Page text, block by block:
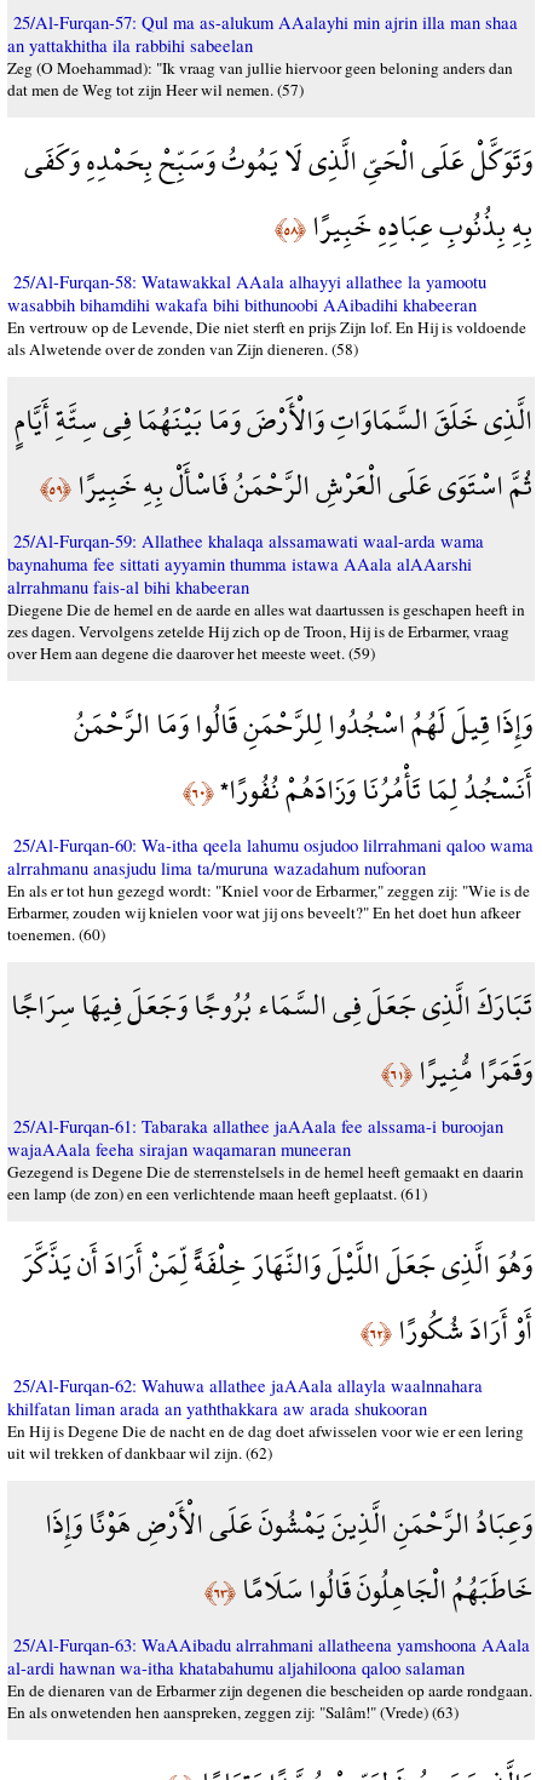
25/Al-Furqan-57: Qul ma as-alukum AAalayhi min ajrin illa man shaa
an yattakhitha ila rabbihi sabeelan
Zeg (O Moehammad): "Ik vraag van jullie hiervoor geen beloning anders dan
dat men de Weg tot zijn Heer wil nemen. (57)
وَتَوَكَّلْ عَلَى الْحَيِّ الَّذِي لَا يَمُوتُ وَسَبِّحْ بِحَمْدِهِ وَكَفَى
بِهِ بِذُنُوبِ عِبَادِهِ خَبِيرًا﴿٥٨﴾
25/Al-Furqan-58: Watawakkal AAala alhayyi allathee la yamootu
wasabbih bihamdihi wakafa bihi bithunoobi AAibadihi khabeeran
En vertrouw op de Levende, Die niet sterft en prijs Zijn lof. En Hij is voldoende
als Alwetende over de zonden van Zijn dieneren. (58)
الَّذِي خَلَقَ السَّمَاوَاتِ وَالْأَرْضَ وَمَا بَيْنَهُمَا فِي سِتَّةِ أَيَّامٍ
ثُمَّ اسْتَوَى عَلَى الْعَرْشِ الرَّحْمَنُ فَاسْأَلْ بِهِ خَبِيرًا﴿٥٩﴾
25/Al-Furqan-59: Allathee khalaqa alssamawati waal-arda wama
baynahuma fee sittati ayyamin thumma istawa AAala alAAarshi
alrrahmanu fais-al bihi khabeeran
Diegene Die de hemel en de aarde en alles wat daartussen is geschapen heeft in
zes dagen. Vervolgens zetelde Hij zich op de Troon, Hij is de Erbarmer, vraag
over Hem aan degene die daarover het meeste weet. (59)
وَإِذَا قِيلَ لَهُمُ اسْجُدُوا لِلرَّحْمَنِ قَالُوا وَمَا الرَّحْمَنُ
أَنَسْجُدُ لِمَا تَأْمُرُنَا وَزَادَهُمْ نُفُورًا*﴿٦٠﴾
25/Al-Furqan-60: Wa-itha qeela lahumu osjudoo lilrrahmani qaloo wama
alrrahmanu anasjudu lima ta/muruna wazadahum nufooran
En als er tot hun gezegd wordt: "Kniel voor de Erbarmer," zeggen zij: "Wie is de
Erbarmer, zouden wij knielen voor wat jij ons beveelt?" En het doet hun afkeer
toenemen. (60)
تَبَارَكَ الَّذِي جَعَلَ فِي السَّمَاء بُرُوجًا وَجَعَلَ فِيهَا سِرَاجًا
وَقَمَرًا مُّنِيرًا﴿٦١﴾
25/Al-Furqan-61: Tabaraka allathee jaAAala fee alssama-i buroojan
wajaAAala feeha sirajan waqamaran muneeran
Gezegend is Degene Die de sterrenstelsels in de hemel heeft gemaakt en daarin
een lamp (de zon) en een verlichtende maan heeft geplaatst. (61)
وَهُوَ الَّذِي جَعَلَ اللَّيْلَ وَالنَّهَارَ خِلْفَةً لِّمَنْ أَرَادَ أَن يَذَّكَّرَ
أَوْ أَرَادَ شُكُورًا﴿٦٢﴾
25/Al-Furqan-62: Wahuwa allathee jaAAala allayla waalnnahara
khilfatan liman arada an yaththakkara aw arada shukooran
En Hij is Degene Die de nacht en de dag doet afwisselen voor wie er een lering
uit wil trekken of dankbaar wil zijn. (62)
وَعِبَادُ الرَّحْمَنِ الَّذِينَ يَمْشُونَ عَلَى الْأَرْضِ هَوْنًا وَإِذَا
خَاطَبَهُمُ الْجَاهِلُونَ قَالُوا سَلَامًا﴿٦٣﴾
25/Al-Furqan-63: WaAAibadu alrrahmani allatheena yamshoona AAala
al-ardi hawnan wa-itha khatabahumu aljahiloona qaloo salaman
En de dienaren van de Erbarmer zijn degenen die bescheiden op aarde rondgaan.
En als onwetenden hen aanspreken, zeggen zij: "Salâm!" (Vrede) (63)